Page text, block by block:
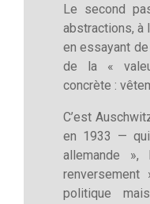
Le second
abstractions, à
en essayant
de la «
concrète :
C’est
en 1933 —
allemande
renversement
politique